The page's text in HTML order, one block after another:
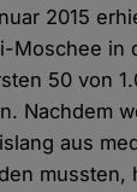
2015
Moschee in
50 von
Nachdem
aus
mussten,